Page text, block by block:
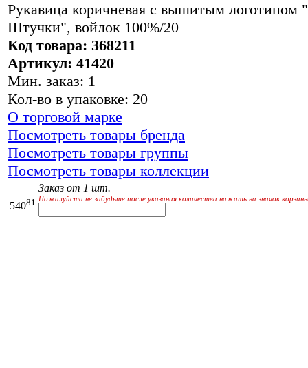
Рукавица коричневая с вышитым логотипом
Штучки", войлок 100%/20
Код товара: 368211
Артикул: 41420
Мин. заказ: 1
Кол-во в упаковке: 20
О торговой марке
Посмотреть товары бренда
Посмотреть товары группы
Посмотреть товары коллекции
54081
Заказ от 1 шт.
Пожалуйста не забудьте после указания количества нажать на значок